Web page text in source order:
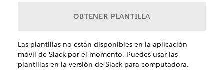
OBTENER PLANTILLA
Las plantillas no están disponibles en la aplicación
móvil de Slack por el momento. Puedes usar las
plantillas en la versión de Slack para computadora.